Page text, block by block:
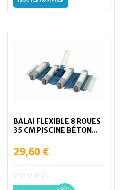
BALAI FLEXIBLE 8 ROUES
35 CM PISCINE BÉTON...
29,60 €